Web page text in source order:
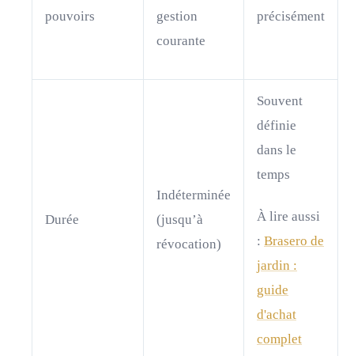
pouvoirs
gestion
courante
précisément
Durée
Indéterminée
(jusqu’à
révocation)
Souvent
définie
dans le
temps
À lire aussi
: Brasero de
jardin :
guide
d'achat
complet